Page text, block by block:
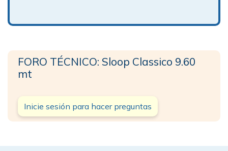
FORO TÉCNICO: Sloop Classico 9.60
mt
Inicie sesión para hacer preguntas